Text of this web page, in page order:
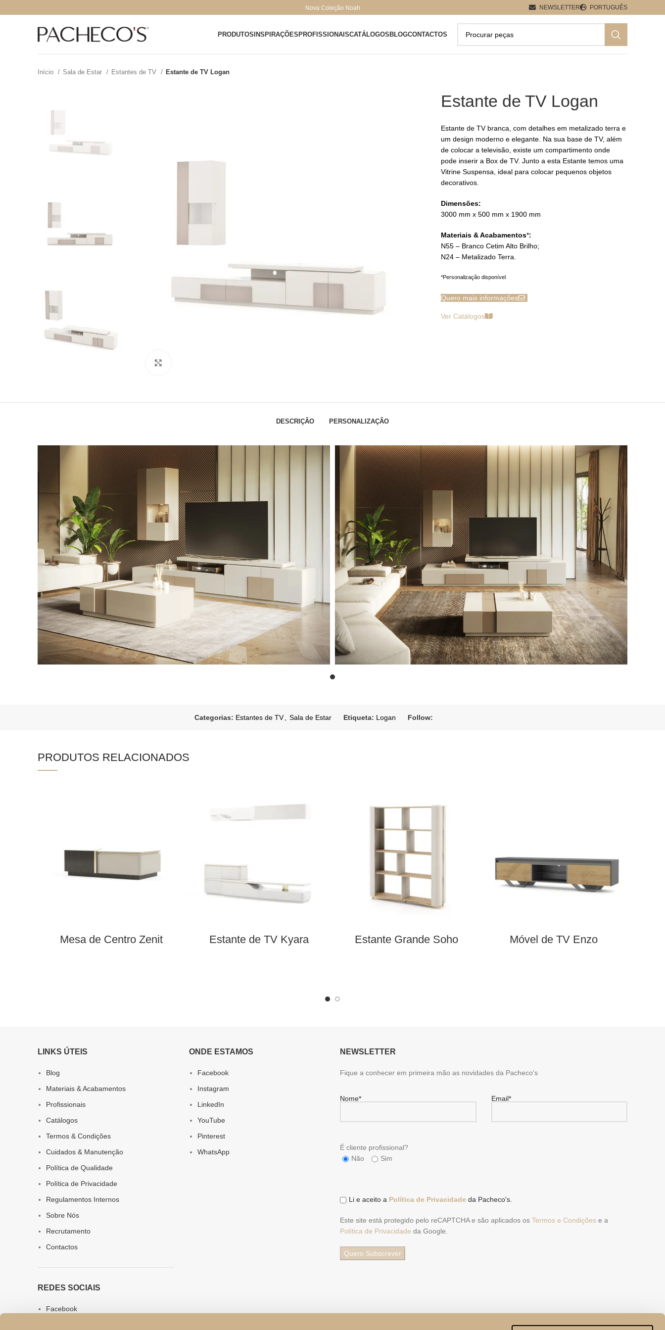
Nova Coleção Noah NEWSLETTER PORTUGUÊS
PRODUTOS INSPIRAÇÕES PROFISSIONAISCATÁLOGOS BLOGCONTACTOS
Início Sala de Estar Estantes de TV Estante de TV Logan
Estante de TV Logan
Estante de TV branca, com detalhes em metalizado terra e
um design moderno e elegante. Na sua base de TV, além
de colocar a televisão, existe um compartimento onde
pode inserir a Box de TV. Junto a esta Estante temos uma
Vitrine Suspensa, ideal para colocar pequenos objetos
decorativos.
Dimensões:
3000 mm x 500 mm x 1900 mm
Materiais & Acabamentos*:
N55 – Branco Cetim Alto Brilho;
N24 – Metalizado Terra.
*Personalização disponível
Quero mais informações
Ver Catálogos
DESCRIÇÃO PERSONALIZAÇÃO
Categorias: Estantes de TV , Sala de Estar Etiqueta: Logan Follow:
PRODUTOS RELACIONADOS
Mesa de Centro Zenit Estante de TV Kyara Estante Grande Soho Móvel de TV Enzo
LINKS ÚTEIS
Blog
Materiais & Acabamentos
Profissionais
Catálogos
Termos & Condições
Cuidados & Manutenção
Política de Qualidade
Política de Privacidade
Regulamentos Internos
Sobre Nós
Recrutamento
Contactos
REDES SOCIAIS
Facebook
ONDE ESTAMOS
Facebook
Instagram
LinkedIn
YouTube
Pinterest
WhatsApp
NEWSLETTER
Fique a conhecer em primeira mão as novidades da Pacheco's
Nome* Email*
É cliente profissional?
Não
Sim
Li e aceito a Política de Privacidade da Pacheco's.
Este site está protegido pelo reCAPTCHA e são aplicados os Termos e Condições e a
Política de Privacidade da Google.